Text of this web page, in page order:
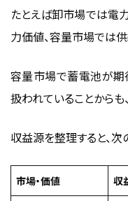
たとえば卸市場では電
力価値、容量市場では
容量市場で蓄電池が期
扱われていることからも
収益源を整理すると、次
市場・価値 収